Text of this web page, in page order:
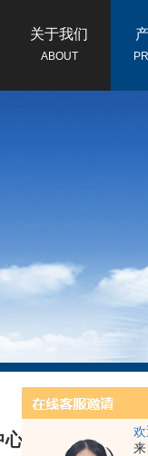
欢
关于我们
ABOUT
心